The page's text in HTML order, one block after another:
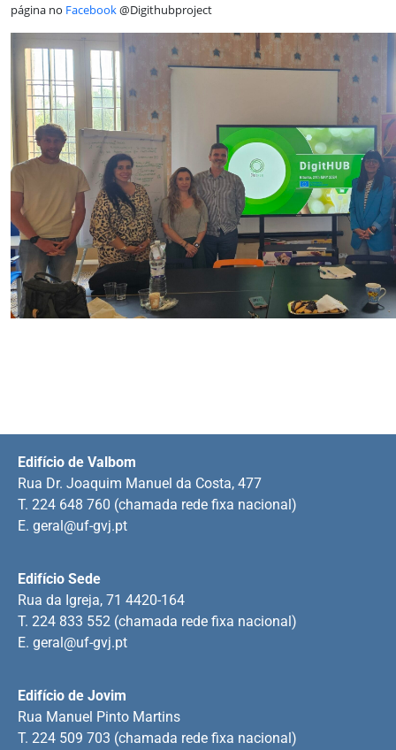
página no Facebook@Digithubproject
Edifício de Jovim
Rua Manuel Pinto Martins
T. 224 509 703 (chamada rede fixa nacional)
Edifício Sede
Rua da Igreja, 71 4420-164
T. 224 833 552 (chamada rede fixa nacional)
E. geral@uf-gvj.pt
Edifício de Valbom
Rua Dr. Joaquim Manuel da Costa, 477
T. 224 648 760 (chamada rede fixa nacional)
E. geral@uf-gvj.pt